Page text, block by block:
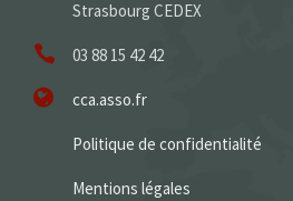
Strasbourg CEDEX
03 88 15 42 42
cca.asso.fr
Politique de confidentialité
Mentions légales